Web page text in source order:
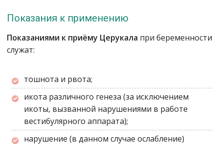
Показания к применению
Показаниями к приёму Церукала при беременности
служат:
тошнота и рвота;
икота различного генеза (за исключением
икоты, вызванной нарушениями в работе
вестибулярного аппарата);
нарушение (в данном случае ослабление)